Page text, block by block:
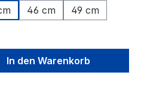
46 cm
49 cm
den
In den Warenkorb